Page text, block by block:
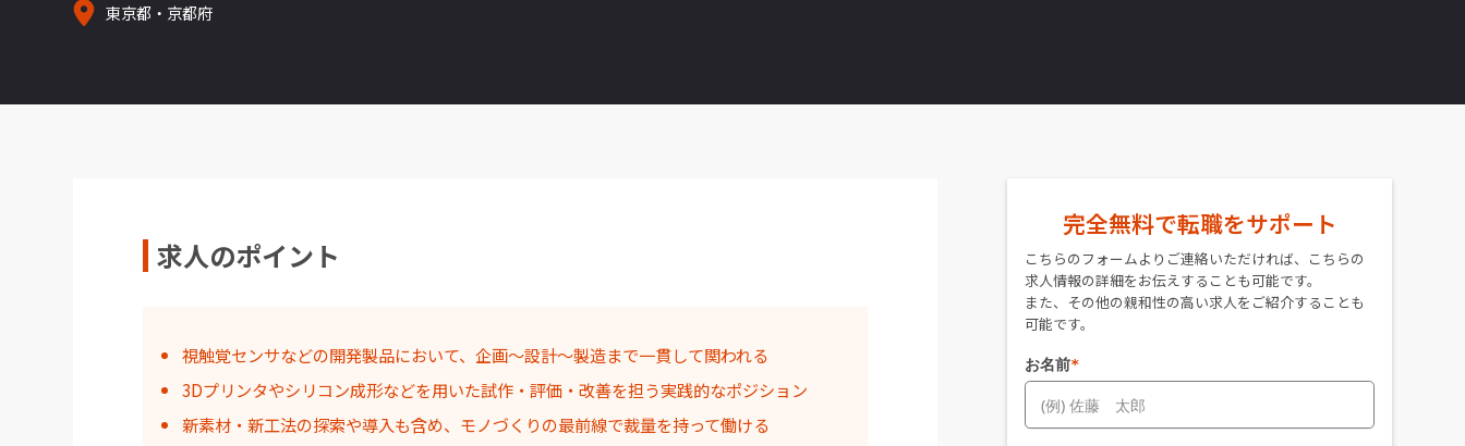
東京都・京都府
求人のポイント
視触覚センサなどの開発製品において、企画〜設計〜製造まで一貫して関われる
3Dプリンタやシリコン成形などを用いた試作・評価・改善を担う実践的なポジション
新素材・新工法の探索や導入も含め、モノづくりの最前線で裁量を持って働ける
完全無料で転職をサポート
こちらのフォームよりご連絡いただければ、こちらの
求人情報の詳細をお伝えすることも可能です。
また、その他の親和性の高い求人をご紹介することも
可能です。
お名前*